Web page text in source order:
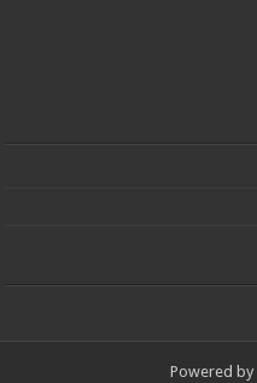
Powered by